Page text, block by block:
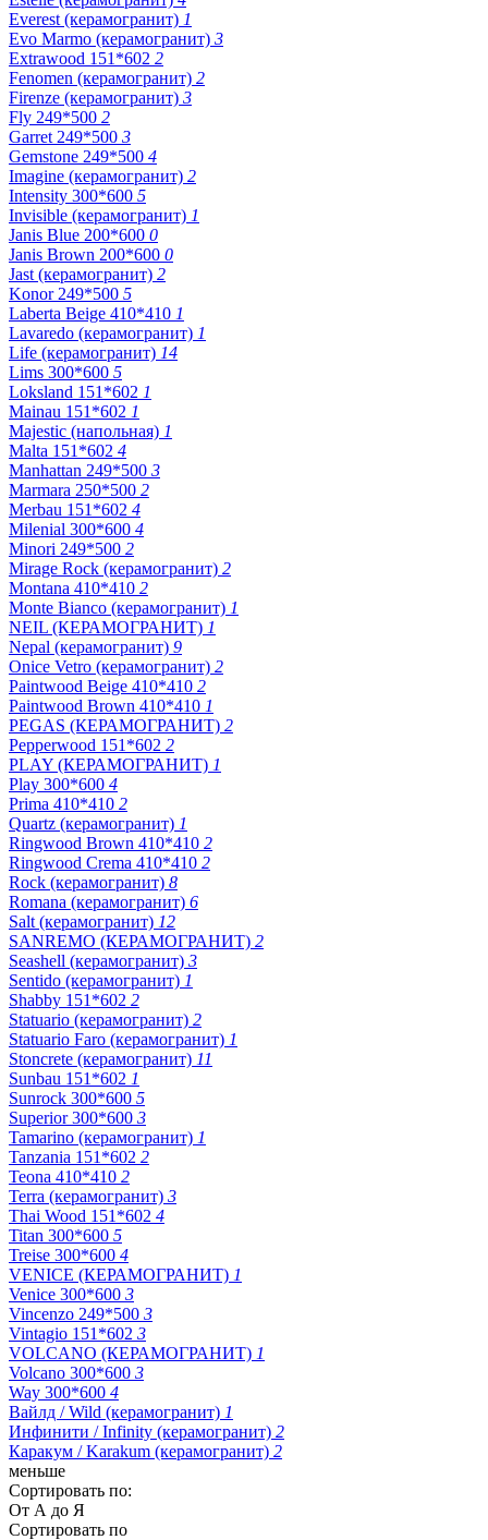
Everest (керамогранит) 1
Evo Marmo (керамогранит) 3
Extrawood 151*602 2
Fenomen (керамогранит) 2
Firenze (керамогранит) 3
Fly 249*500 2
Garret 249*500 3
Gemstone 249*500 4
Imagine (керамогранит) 2
Intensity 300*600 5
Invisible (керамогранит) 1
Janis Blue 200*600 0
Janis Brown 200*600 0
Jast (керамогранит) 2
Konor 249*500 5
Laberta Beige 410*410 1
Lavaredo (керамогранит) 1
Life (керамогранит) 14
Lims 300*600 5
Loksland 151*602 1
Mainau 151*602 1
Majestic (напольная) 1
Malta 151*602 4
Manhattan 249*500 3
Marmara 250*500 2
Merbau 151*602 4
Milenial 300*600 4
Minori 249*500 2
Mirage Rock (керамогранит) 2
Montana 410*410 2
Monte Bianco (керамогранит) 1
NEIL (КЕРАМОГРАНИТ) 1
Nepal (керамогранит) 9
Onice Vetro (керамогранит) 2
Paintwood Beige 410*410 2
Paintwood Brown 410*410 1
PEGAS (КЕРАМОГРАНИТ) 2
Pepperwood 151*602 2
PLAY (КЕРАМОГРАНИТ) 1
Play 300*600 4
Prima 410*410 2
Quartz (керамогранит) 1
Ringwood Brown 410*410 2
Ringwood Crema 410*410 2
Rock (керамогранит) 8
Romana (керамогранит) 6
Salt (керамогранит) 12
SANREMO (КЕРАМОГРАНИТ) 2
Seashell (керамогранит) 3
Sentido (керамогранит) 1
Shabby 151*602 2
Statuario (керамогранит) 2
Statuario Faro (керамогранит) 1
Stoncrete (керамогранит) 11
Sunbau 151*602 1
Sunrock 300*600 5
Superior 300*600 3
Tamarino (керамогранит) 1
Tanzania 151*602 2
Teona 410*410 2
Terra (керамогранит) 3
Thai Wood 151*602 4
Titan 300*600 5
Treise 300*600 4
VENICE (КЕРАМОГРАНИТ) 1
Venice 300*600 3
Vincenzo 249*500 3
Vintagio 151*602 3
VOLCANO (КЕРАМОГРАНИТ) 1
Volcano 300*600 3
Way 300*600 4
Вайлд / Wild (керамогранит) 1
Инфинити / Infinity (керамогранит) 2
Каракум / Karakum (керамогранит) 2
меньше
Сортировать по:
От А до Я
Сортировать по